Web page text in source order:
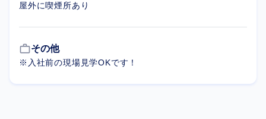
屋外に喫煙所あり
work_outlineその他
※入社前の現場見学OKです！